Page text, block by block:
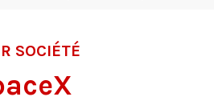
SOCIÉTÉ